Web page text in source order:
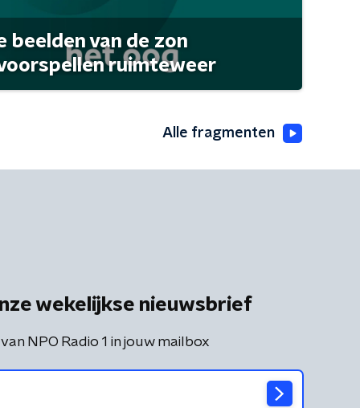
beelden van de zon
ruimteweer
Alle fragmenten
wekelijkse nieuwsbrief
NPO Radio 1 in jouw mailbox